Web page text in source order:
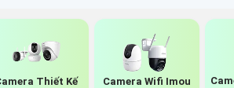
Thiết Kế
Camera Wifi Imou